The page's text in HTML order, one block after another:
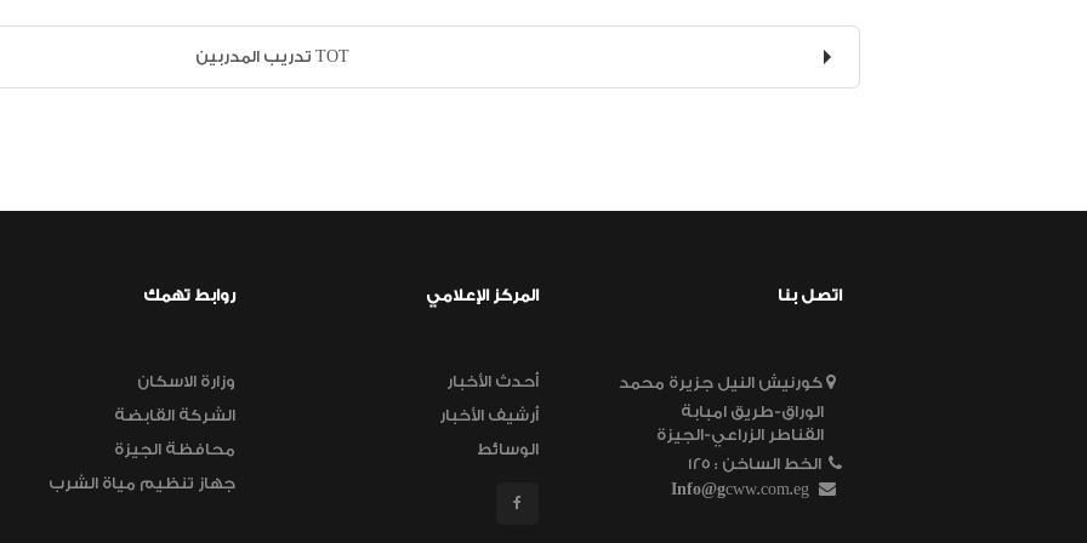
تدريب المدربين TOT
روابط تهمك
وزارة الاسكان
الشركة القابضة
محافظة الجيزة
جهاز تنظيم مياة الشرب
المركز الإعلامي
أحدث الأخبار
أرشيف الأخبار
الوسائط
اتصل بنا
الوراق-طريق امبابة
القناطر الزراعي-الجيزة
125 : الخط الساخن
Info@gcww.com.eg